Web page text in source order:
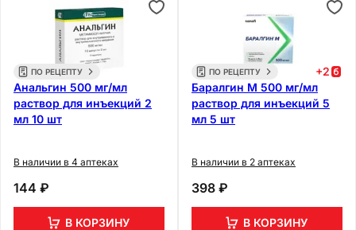
ПО РЕЦЕПТУ
Анальгин 500 мг/мл
раствор для инъекций 2
мл 10 шт
В наличии в 4 аптеках
144 ₽
В КОРЗИНУ
ПО РЕЦЕПТУ +2
Баралгин М 500 мг/мл
раствор для инъекций 5
мл 5 шт
В наличии в 2 аптеках
398 ₽
В КОРЗИНУ